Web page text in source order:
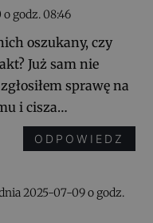
godz. 08:46
oszukany, czy
Już sam nie
sprawę na
i cisza…
ODPOWIEDZ
2025-07-09 o godz.